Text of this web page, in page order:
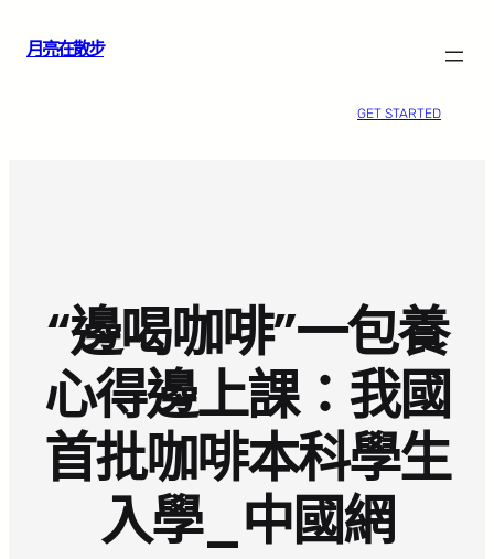
月亮在散步
GET STARTED
“邊喝咖啡”一包養
心得邊上課：我國
首批咖啡本科學生
入學_中國網